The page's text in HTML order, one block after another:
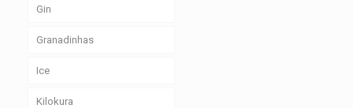
Gin
Granadinhas
Ice
Kilokura